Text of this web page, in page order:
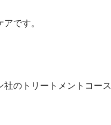
です。
のトリートメントコース